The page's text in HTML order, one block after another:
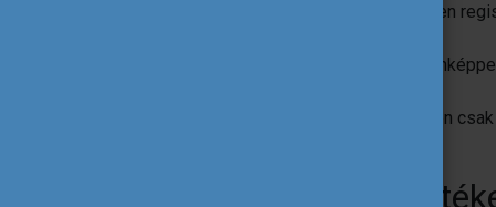
A pályázó intézménynek előzetesen
A mobilitási tevékenységet
Egy intézmény egy pályázati körben
6. A támogatás